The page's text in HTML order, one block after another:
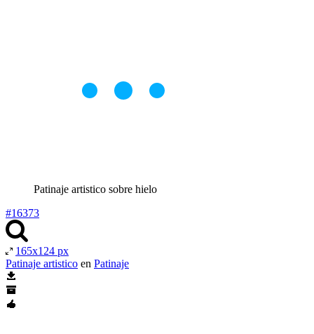
Patinaje artistico sobre hielo
#16373
165x124 px
Patinaje artistico en Patinaje